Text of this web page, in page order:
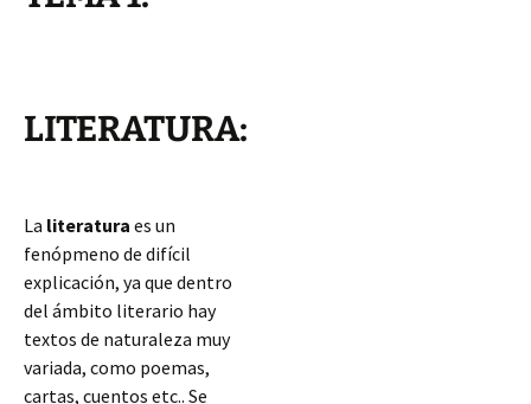
LITERATURA:
La literatura es un
fenópmeno de difícil
explicación, ya que dentro
del ámbito literario hay
textos de naturaleza muy
variada, como poemas,
cartas, cuentos etc.. Se